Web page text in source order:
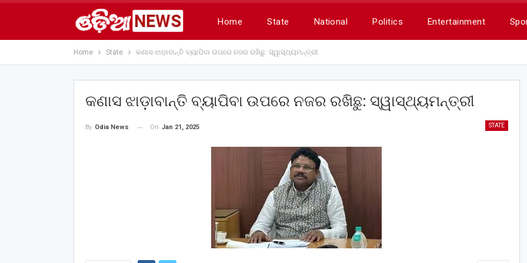
Home State National Politics Entertainment
Home State କଣାସ ଝାଡ଼ାବାନ୍ତି ବ୍ୟାପିବା ଉପରେ ନଜର ରଖିଛୁ: ସ୍ୱାସ୍ଥ୍ୟମନ୍ତ୍ରୀ
କଣାସ ଝାଡ଼ାବାନ୍ତି ବ୍ୟାପିବା ଉପରେ ନଜର ରଖିଛୁ: ସ୍ୱାସ୍ଥ୍ୟମନ୍ତ୍ରୀ
STATE
By Odia News On Jan 21, 2025